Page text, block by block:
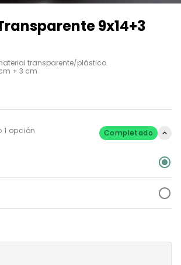
9x14+3
transparente/plástico.
+ 3 cm
1 opción Completado